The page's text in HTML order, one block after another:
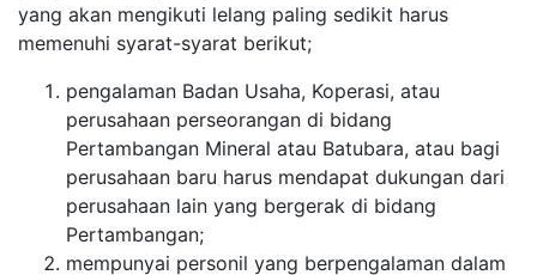
yang akan mengikuti lelang paling sedikit harus
memenuhi syarat-syarat berikut;
pengalaman Badan Usaha, Koperasi, atau
perusahaan perseorangan di bidang
Pertambangan Mineral atau Batubara, atau bagi
perusahaan baru harus mendapat dukungan dari
perusahaan lain yang bergerak di bidang
Pertambangan;
mempunyai personil yang berpengalaman dalam